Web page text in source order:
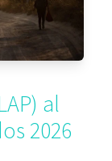
al
2026